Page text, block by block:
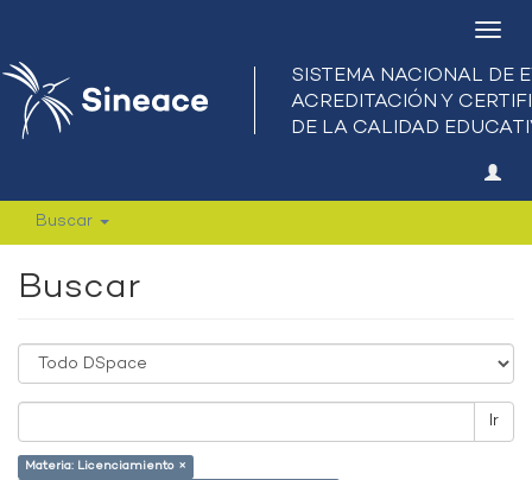
Buscar
Buscar
Ir
Materia: Licenciamiento ×